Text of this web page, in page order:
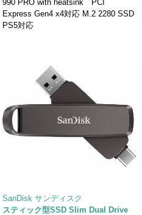
990 PRO with heatsink PCI
Express Gen4 x4対応 M.2 2280 SSD
PS5対応
SanDisk サンディスク
スティック型SSD Slim Dual Drive